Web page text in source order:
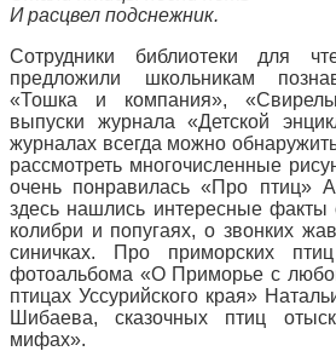
И расцвел подснежник.
Сотрудники библиотеки для
предложили школьникам
«Тошка и компания»,
выпуски журнала «Детской
журналах всегда можно
рассмотреть многочисленные
очень понравилась «Про птиц»
здесь нашлись интересные факты
колибри и попугаях, о звонких
синичках. Про приморских
фотоальбома «О Приморье с
птицах Уссурийского края»
Шибаева, сказочных птиц
мифах».